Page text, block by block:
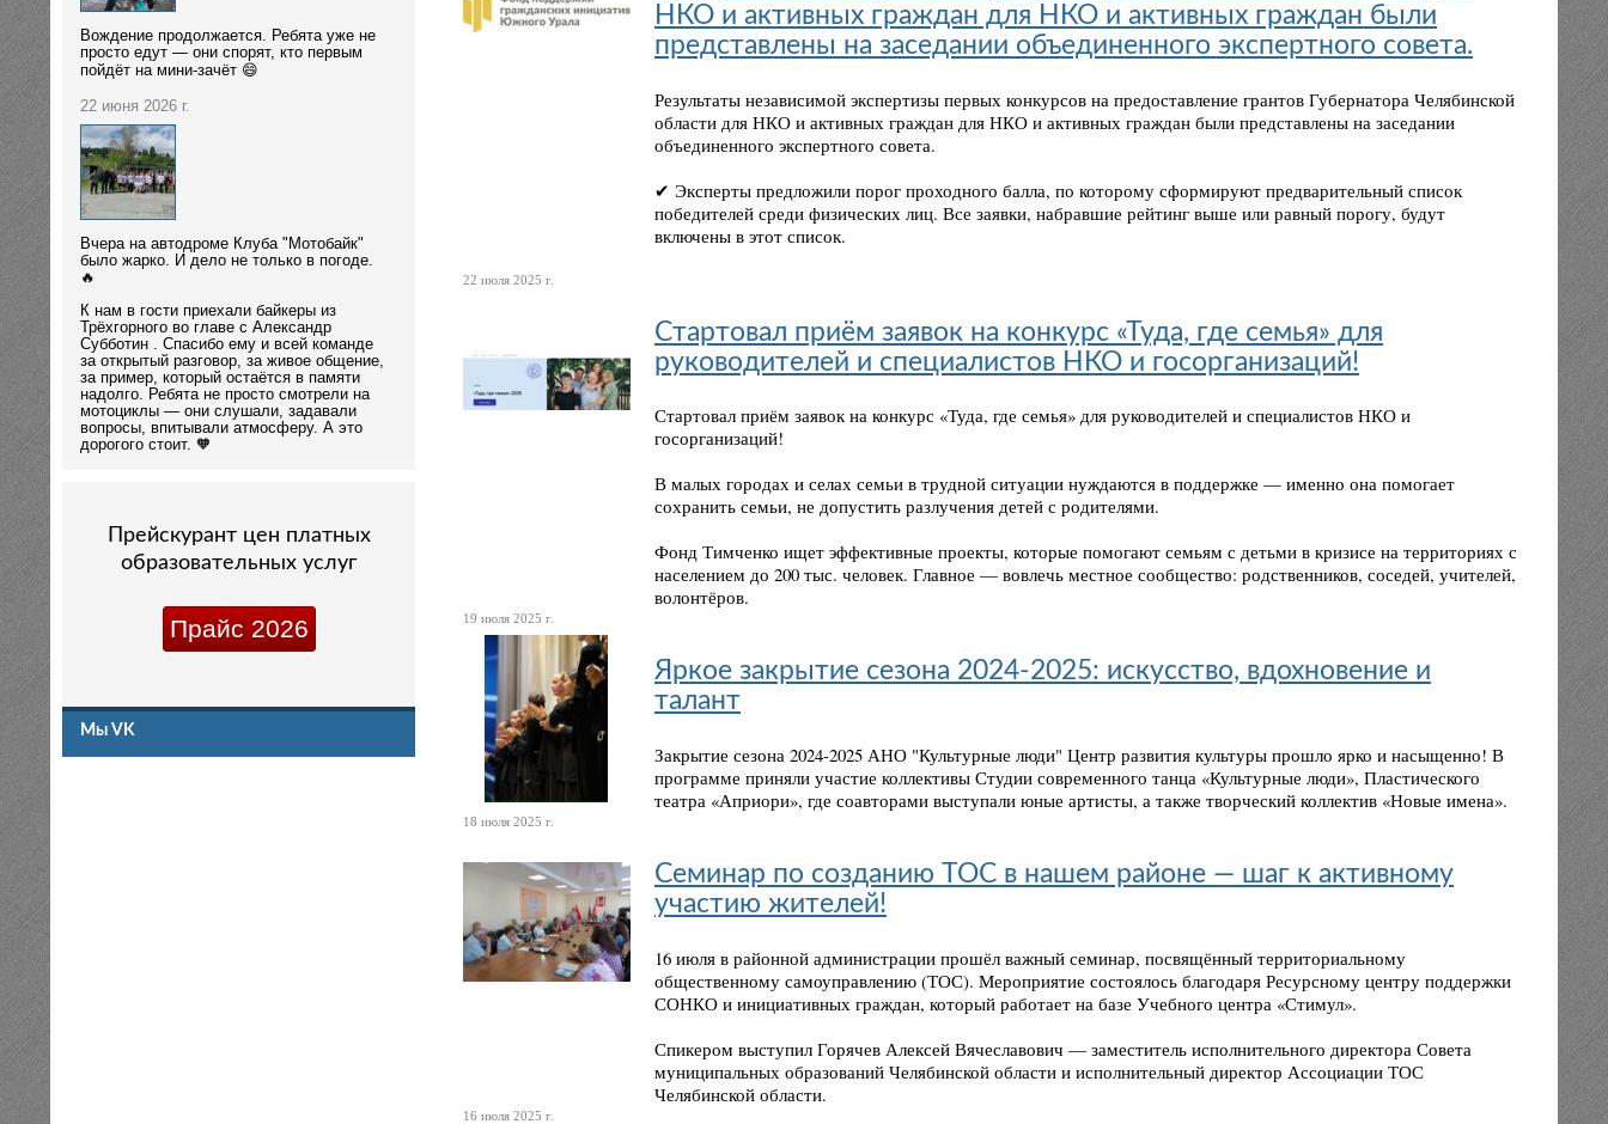
Вождение продолжается. Ребята уже не
просто едут — они спорят, кто первым
пойдёт на мини-зачёт 😄
22 июня 2026 г.
Вчера на автодроме Клуба "Мотобайк"
было жарко. И дело не только в погоде.
🔥
К нам в гости приехали байкеры из
Трёхгорного во главе с Александр
Субботин . Спасибо ему и всей команде
за открытый разговор, за живое общение,
за пример, который остаётся в памяти
надолго. Ребята не просто смотрели на
мотоциклы — они слушали, задавали
вопросы, впитывали атмосферу. А это
дорогого стоит. 🧡
Прейскурант цен платных
образовательных услуг
Прайс 2026
Мы VK
НКО и активных граждан для НКО и активных граждан были
представлены на заседании объединенного экспертного совета.
Результаты независимой экспертизы первых конкурсов на предоставление грантов Губернатора Челябинской
области для НКО и активных граждан для НКО и активных граждан были представлены на заседании
объединенного экспертного совета.
✔ Эксперты предложили порог проходного балла, по которому сформируют предварительный список
победителей среди физических лиц. Все заявки, набравшие рейтинг выше или равный порогу, будут
включены в этот список.
22 июля 2025 г.
Стартовал приём заявок на конкурс «Туда, где семья» для
руководителей и специалистов НКО и госорганизаций!
Стартовал приём заявок на конкурс «Туда, где семья» для руководителей и специалистов НКО и
госорганизаций!
В малых городах и селах семьи в трудной ситуации нуждаются в поддержке — именно она помогает
сохранить семьи, не допустить разлучения детей с родителями.
Фонд Тимченко ищет эффективные проекты, которые помогают семьям с детьми в кризисе на территориях с
населением до 200 тыс. человек. Главное — вовлечь местное сообщество: родственников, соседей, учителей,
волонтёров.
19 июля 2025 г.
Яркое закрытие сезона 2024-2025: искусство, вдохновение и
талант
Закрытие сезона 2024-2025 АНО "Культурные люди" Центр развития культуры прошло ярко и насыщенно! В
программе приняли участие коллективы Студии современного танца «Культурные люди», Пластического
театра «Априори», где соавторами выступали юные артисты, а также творческий коллектив «Новые имена».
18 июля 2025 г.
Семинар по созданию ТОС в нашем районе — шаг к активному
участию жителей!
16 июля в районной администрации прошёл важный семинар, посвящённый территориальному
общественному самоуправлению (ТОС). Мероприятие состоялось благодаря Ресурсному центру поддержки
СОНКО и инициативных граждан, который работает на базе Учебного центра «Стимул».
Спикером выступил Горячев Алексей Вячеславович — заместитель исполнительного директора Совета
муниципальных образований Челябинской области и исполнительный директор Ассоциации ТОС
Челябинской области.
16 июля 2025 г.